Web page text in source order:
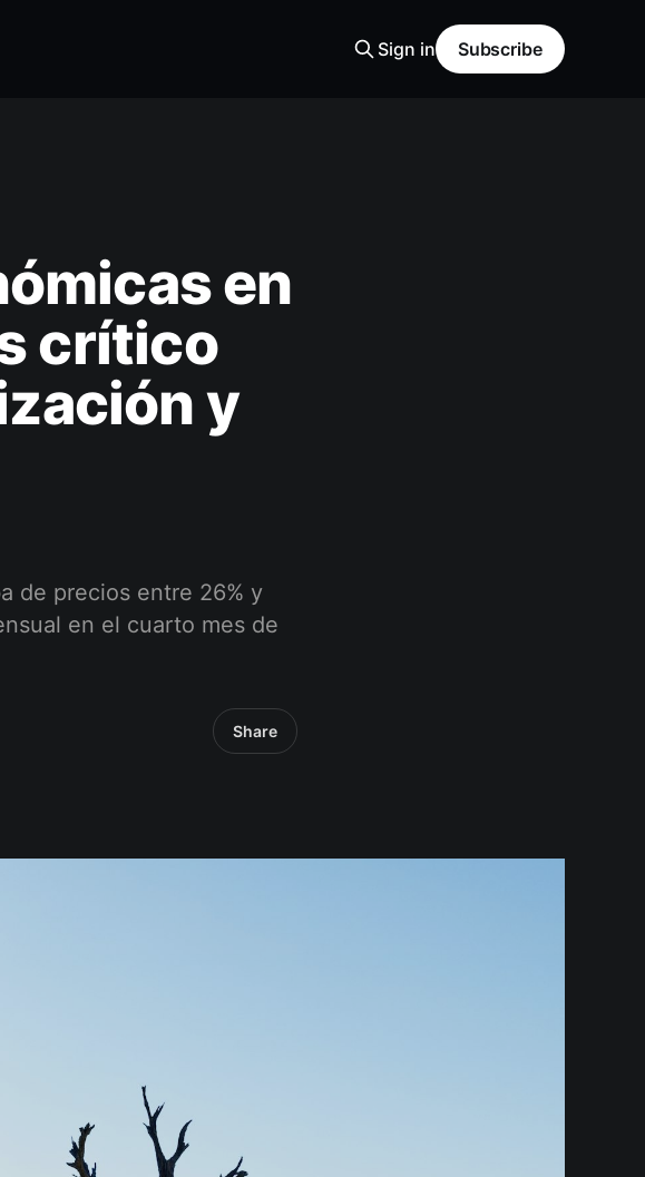
Sign in Subscribe
en
crítico
y
de precios entre 26% y
en el cuarto mes de
Share